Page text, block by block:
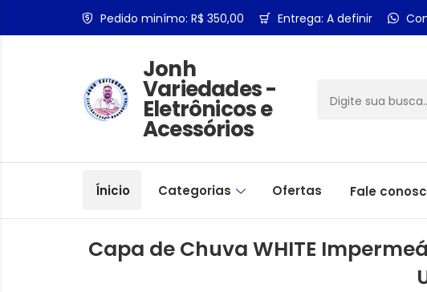
Pedido minímo: R$ 350,00 Entrega: A definir
Jonh
Variedades -
Eletrônicos e
Acessórios
Ínicio Categorias Ofertas Fale
Capa de Chuva WHITE